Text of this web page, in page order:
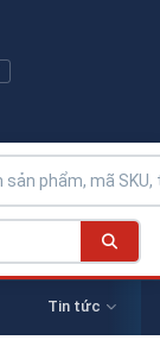
Tin tức